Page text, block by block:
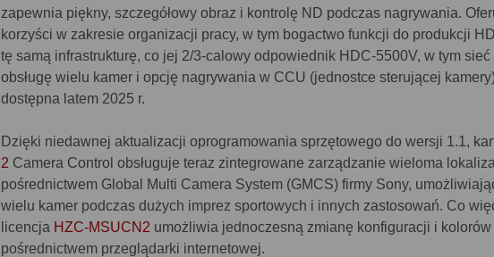
zapewnia piękny, szczegółowy obraz i kontrolę ND podczas nagrywania.
korzyści w zakresie organizacji pracy, w tym bogactwo funkcji do produkcji
tę samą infrastrukturę, co jej 2/3-calowy odpowiednik HDC-5500V, w tym sieć
obsługę wielu kamer i opcję nagrywania w CCU (jednostce sterującej
dostępna latem 2025 r.
Dzięki niedawnej aktualizacji oprogramowania sprzętowego do wersji 1.1,
2 Camera Control obsługuje teraz zintegrowane zarządzanie wieloma
pośrednictwem Global Multi Camera System (GMCS) firmy Sony,
wielu kamer podczas dużych imprez sportowych i innych zastosowań. Co
licencja HZC-MSUCN2 umożliwia jednoczesną zmianę konfiguracji i
pośrednictwem przeglądarki internetowej.